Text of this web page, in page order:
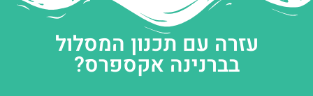
עזרה עם תכנון המסלול
בברנינה אקספרס?